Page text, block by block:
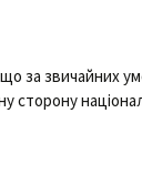
за звичайних
сторону